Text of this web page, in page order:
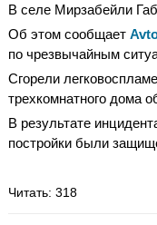
В селе Мирзабейли
Об этом сообщает
по чрезвычайным
Сгорели
трехкомнатного дома
В результате
постройки были
Читать: 318